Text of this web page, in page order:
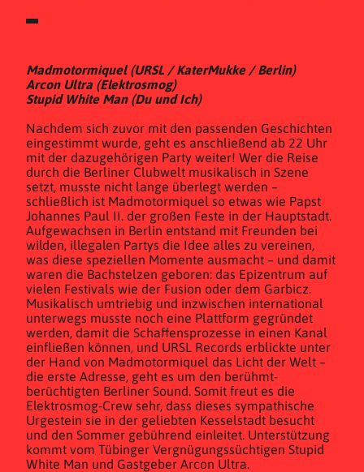
Madmotormiquel (URSL / KaterMukke / Berlin)
Arcon Ultra (Elektrosmog)
Stupid White Man (Du und Ich)
Nachdem sich zuvor mit den passenden Geschichten
eingestimmt wurde, geht es anschließend ab 22 Uhr
mit der dazugehörigen Party weiter! Wer die Reise
durch die Berliner Clubwelt musikalisch in Szene
setzt, musste nicht lange überlegt werden –
schließlich ist Madmotormiquel so etwas wie Papst
Johannes Paul II. der großen Feste in der Hauptstadt.
Aufgewachsen in Berlin entstand mit Freunden bei
wilden, illegalen Partys die Idee alles zu vereinen,
was diese speziellen Momente ausmacht – und damit
waren die Bachstelzen geboren: das Epizentrum auf
vielen Festivals wie der Fusion oder dem Garbicz.
Musikalisch umtriebig und inzwischen international
unterwegs musste noch eine Plattform gegründet
werden, damit die Schaffensprozesse in einen Kanal
einfließen können, und URSL Records erblickte unter
der Hand von Madmotormiquel das Licht der Welt –
die erste Adresse, geht es um den berühmt-
berüchtigten Berliner Sound. Somit freut es die
Elektrosmog-Crew sehr, dass dieses sympathische
Urgestein sie in der geliebten Kesselstadt besucht
und den Sommer gebührend einleitet. Unterstützung
kommt vom Tübinger Vergnügungssüchtigen Stupid
White Man und Gastgeber Arcon Ultra.